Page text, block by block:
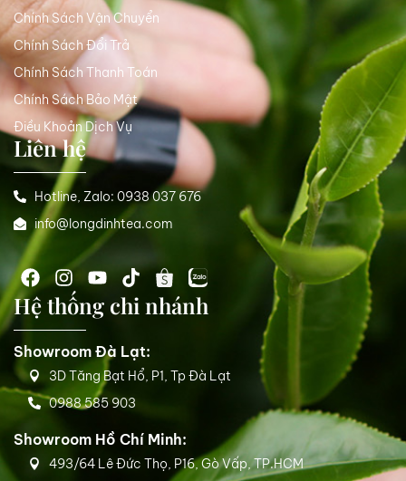
Chính Sách Vận Chuyển
Chính Sách Đổi Trả
Chính Sách Thanh Toán
Chính Sách Bảo Mật
Điều Khoản Dịch Vụ
Liên hệ
Hotline, Zalo: 0938 037 676
info@longdinhtea.com
Hệ thống chi nhánh
Showroom Đà Lạt:
3D Tăng Bạt Hổ, P1, Tp Đà Lạt
0988 585 903
Showroom Hồ Chí Minh:
493/64 Lê Đức Thọ, P16, Gò Vấp, TP.HCM